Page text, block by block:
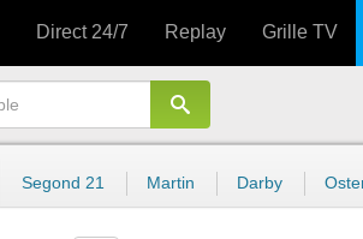
Direct 24/7 Replay Grille TV
Segond 21 Martin Darby